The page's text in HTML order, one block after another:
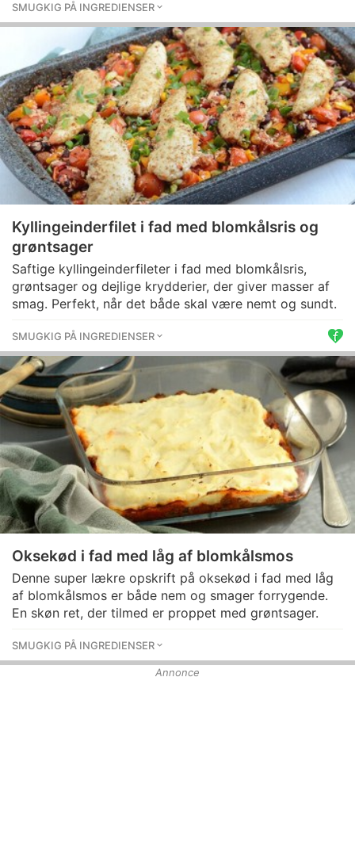
SMUGKIG PÅ INGREDIENSER
Kyllingeinderfilet i fad med blomkålsris og
grøntsager
Saftige kyllingeinderfileter i fad med blomkålsris,
grøntsager og dejlige krydderier, der giver masser af
smag. Perfekt, når det både skal være nemt og sundt.
SMUGKIG PÅ INGREDIENSER
Oksekød i fad med låg af blomkålsmos
Denne super lækre opskrift på oksekød i fad med låg
af blomkålsmos er både nem og smager forrygende.
En skøn ret, der tilmed er proppet med grøntsager.
SMUGKIG PÅ INGREDIENSER
Annonce